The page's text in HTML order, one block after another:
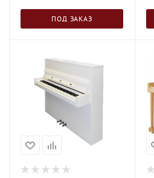
ПОД ЗАКАЗ